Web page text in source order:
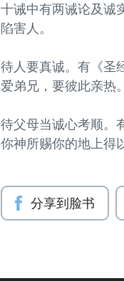
十诫中有两诫论及诚
陷害人。
待人要真诚。有《圣
爱弟兄，要彼此亲热
待父母当诚心考顺。
你神所赐你的地上得
分享到脸书